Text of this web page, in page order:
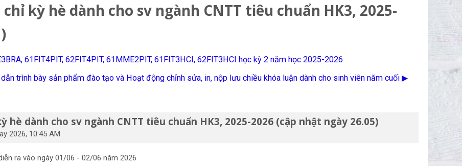
kỳ hè dành cho sv ngành CNTT tiêu chuẩn HK3, 2025-
61FIT4PIT, 62FIT4PIT, 61MME2PIT, 61FIT3HCI, 62FIT3HCI học kỳ 2 năm học 2025-2026
trình bày sản phẩm đào tạo và Hoạt động chỉnh sửa, in, nộp lưu chiều khóa luận dành cho sinh viên năm cuối ▶︎
hè dành cho sv ngành CNTT tiêu chuẩn HK3, 2025-2026 (cập nhật ngày 26.05)
2026, 10:45 AM
ra vào ngày 01/06 - 02/06 năm 2026